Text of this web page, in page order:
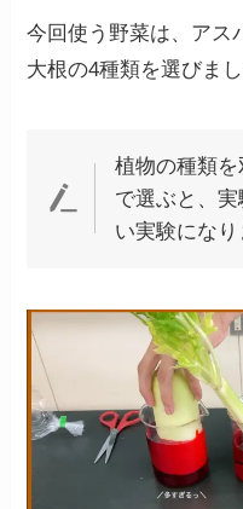
今回使う野菜は、アス
大根の4種類を選びまし
植物の種類
で選ぶと、
い実験になり